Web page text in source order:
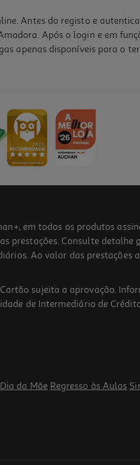
Antes do registo e
Após o login e em
apenas disponíveis para o
em todos os produtos
prestações. Consulte detalhe
Ao valor das prestações
sujeita a aprovação.
de Intermediário de
Dia da Mãe Regresso às Aulas